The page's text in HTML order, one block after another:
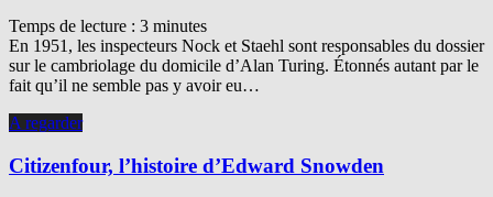
Temps de lecture : 3 minutes
En 1951, les inspecteurs Nock et Staehl sont responsables du dossier
sur le cambriolage du domicile d’Alan Turing. Étonnés autant par le
fait qu’il ne semble pas y avoir eu…
A regarder
Citizenfour, l’histoire d’Edward Snowden